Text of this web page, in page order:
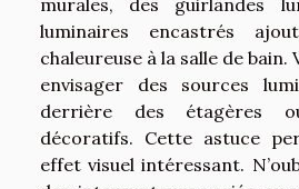
luminaires encastrés
chaleureuse à la salle de bain.
envisager des sources
derrière des étagères
décoratifs. Cette astuce
effet visuel intéressant.